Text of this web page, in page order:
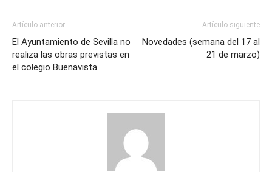
Artículo anterior
El Ayuntamiento de Sevilla no
realiza las obras previstas en
el colegio Buenavista
Artículo siguiente
Novedades (semana del 17 al
21 de marzo)